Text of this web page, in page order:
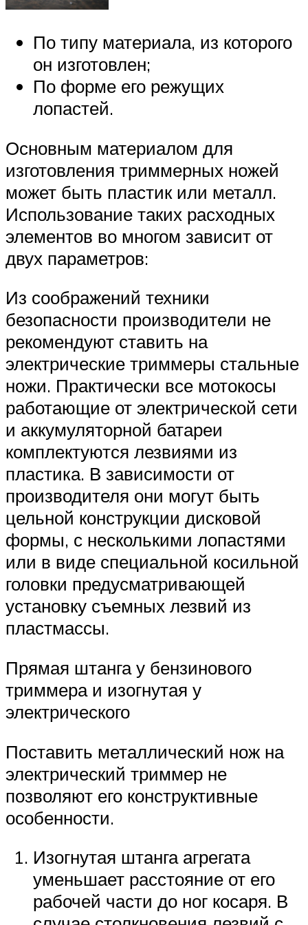
По типу материала, из которого
он изготовлен;
По форме его режущих
лопастей.
Основным материалом для
изготовления триммерных ножей
может быть пластик или металл.
Использование таких расходных
элементов во многом зависит от
двух параметров:
Из соображений техники
безопасности производители не
рекомендуют ставить на
электрические триммеры стальные
ножи. Практически все мотокосы
работающие от электрической сети
и аккумуляторной батареи
комплектуются лезвиями из
пластика. В зависимости от
производителя они могут быть
цельной конструкции дисковой
формы, с несколькими лопастями
или в виде специальной косильной
головки предусматривающей
установку съемных лезвий из
пластмассы.
Прямая штанга у бензинового
триммера и изогнутая у
электрического
Поставить металлический нож на
электрический триммер не
позволяют его конструктивные
особенности.
Изогнутая штанга агрегата
уменьшает расстояние от его
рабочей части до ног косаря. В